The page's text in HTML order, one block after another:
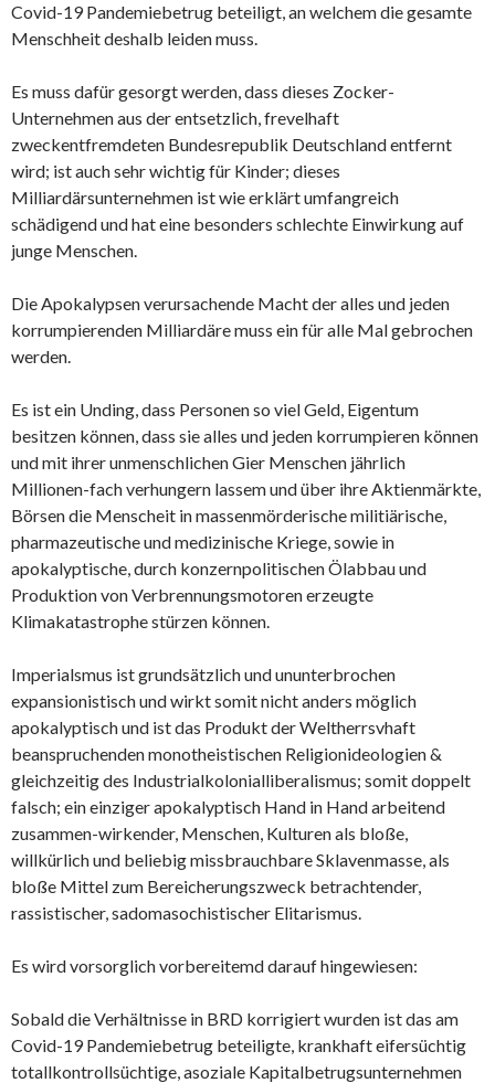
Covid-19 Pandemiebetrug beteiligt, an welchem die gesamte
Menschheit deshalb leiden muss.
Es muss dafür gesorgt werden, dass dieses Zocker-
Unternehmen aus der entsetzlich, frevelhaft
zweckentfremdeten Bundesrepublik Deutschland entfernt
wird; ist auch sehr wichtig für Kinder; dieses
Milliardärsunternehmen ist wie erklärt umfangreich
schädigend und hat eine besonders schlechte Einwirkung auf
junge Menschen.
Die Apokalypsen verursachende Macht der alles und jeden
korrumpierenden Milliardäre muss ein für alle Mal gebrochen
werden.
Es ist ein Unding, dass Personen so viel Geld, Eigentum
besitzen können, dass sie alles und jeden korrumpieren können
und mit ihrer unmenschlichen Gier Menschen jährlich
Millionen-fach verhungern lassem und über ihre Aktienmärkte,
Börsen die Menscheit in massenmörderische militiärische,
pharmazeutische und medizinische Kriege, sowie in
apokalyptische, durch konzernpolitischen Ölabbau und
Produktion von Verbrennungsmotoren erzeugte
Klimakatastrophe stürzen können.
Imperialsmus ist grundsätzlich und ununterbrochen
expansionistisch und wirkt somit nicht anders möglich
apokalyptisch und ist das Produkt der Weltherrsvhaft
beanspruchenden monotheistischen Religionideologien &
gleichzeitig des Industrialkolonialliberalismus; somit doppelt
falsch; ein einziger apokalyptisch Hand in Hand arbeitend
zusammen-wirkender, Menschen, Kulturen als bloße,
willkürlich und beliebig missbrauchbare Sklavenmasse, als
bloße Mittel zum Bereicherungszweck betrachtender,
rassistischer, sadomasochistischer Elitarismus.
Es wird vorsorglich vorbereitemd darauf hingewiesen:
Sobald die Verhältnisse in BRD korrigiert wurden ist das am
Covid-19 Pandemiebetrug beteiligte, krankhaft eifersüchtig
totallkontrollsüchtige, asoziale Kapitalbetrugsunternehmen